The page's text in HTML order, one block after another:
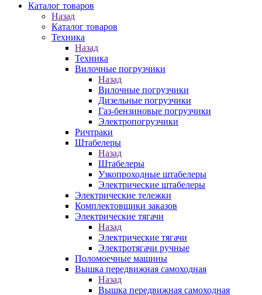
Каталог товаров
Назад
Каталог товаров
Техника
Назад
Техника
Вилочные погрузчики
Назад
Вилочные погрузчики
Дизельные погрузчики
Газ-бензиновые погрузчики
Электропогрузчики
Ричтраки
Штабелеры
Назад
Штабелеры
Узкопроходные штабелеры
Электрические штабелеры
Электрические тележки
Комплектовщики заказов
Электрические тягачи
Назад
Электрические тягачи
Электротягачи ручные
Поломоечные машины
Вышка передвижная самоходная
Назад
Вышка передвижная самоходная